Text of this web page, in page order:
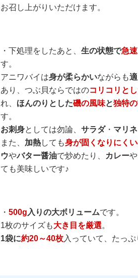
お召し上がりいただけます。
・下処理をしたあと、 生の状態で急
す。
アニワバイは身が柔らかいながらも
あり、つぶ貝ならではのコリコリと
れ、 ほんのりとした磯の風味と独特
す。
お刺身としては勿論、 サラダ・ マリネ
また、 加熱しても身が固くなりにくい
ウやバター醤油で炒めたり、 カレーや
ても美味しいです♪
・ 500g 入りの大ボリュームです。
1枚のサイズも大き目を厳選。
1袋に約20～40枚入っていて、たっぷ